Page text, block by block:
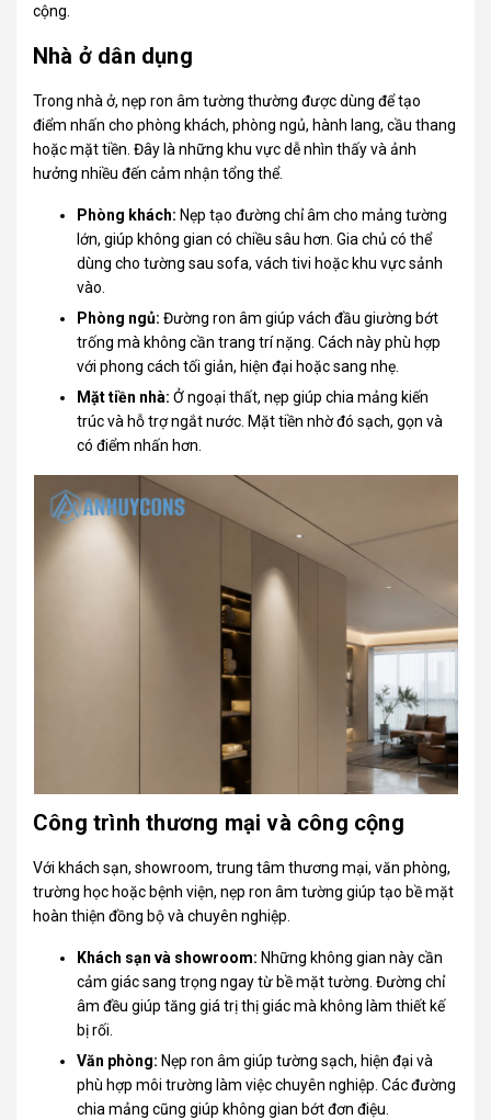
cộng.
Nhà ở dân dụng
Trong nhà ở, nẹp ron âm tường thường được dùng để tạo
điểm nhấn cho phòng khách, phòng ngủ, hành lang, cầu thang
hoặc mặt tiền. Đây là những khu vực dễ nhìn thấy và ảnh
hưởng nhiều đến cảm nhận tổng thể.
Phòng khách: Nẹp tạo đường chỉ âm cho mảng tường
lớn, giúp không gian có chiều sâu hơn. Gia chủ có thể
dùng cho tường sau sofa, vách tivi hoặc khu vực sảnh
vào.
Phòng ngủ: Đường ron âm giúp vách đầu giường bớt
trống mà không cần trang trí nặng. Cách này phù hợp
với phong cách tối giản, hiện đại hoặc sang nhẹ.
Mặt tiền nhà: Ở ngoại thất, nẹp giúp chia mảng kiến
trúc và hỗ trợ ngắt nước. Mặt tiền nhờ đó sạch, gọn và
có điểm nhấn hơn.
Công trình thương mại và công cộng
Với khách sạn, showroom, trung tâm thương mại, văn phòng,
trường học hoặc bệnh viện, nẹp ron âm tường giúp tạo bề mặt
hoàn thiện đồng bộ và chuyên nghiệp.
Khách sạn và showroom: Những không gian này cần
cảm giác sang trọng ngay từ bề mặt tường. Đường chỉ
âm đều giúp tăng giá trị thị giác mà không làm thiết kế
bị rối.
Văn phòng: Nẹp ron âm giúp tường sạch, hiện đại và
phù hợp môi trường làm việc chuyên nghiệp. Các đường
chia mảng cũng giúp không gian bớt đơn điệu.